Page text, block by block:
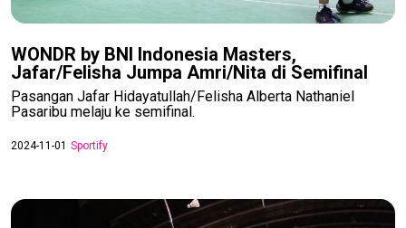
WONDR by BNI Indonesia Masters,
Jafar/Felisha Jumpa Amri/Nita di Semifinal
Pasangan Jafar Hidayatullah/Felisha Alberta Nathaniel
Pasaribu melaju ke semifinal.
2024-11-01 Sportify